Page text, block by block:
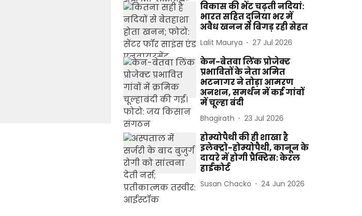
विकास की भेंट चढ़ती नदियां:
भारत सहित दुनिया भर में
अवैध खनन से बिगड़ रही सेहत
Lalit Maurya 27 Jul 2026
केन-बेतवा लिंक प्रोजेक्ट
प्रभावितों के नेता अमित
भटनागर ने तोड़ा आमरण
अनशन, समर्थन में कई गांवों
में चूल्हा बंदी
Bhagirath 23 Jul 2026
होम्योपैथी की ही शाखा है
इलेक्ट्रो-होम्योपैथी, कानून के
दायरे में होगी प्रैक्टिस: केरल
हाईकोर्ट
Susan Chacko 24 Jun 2026